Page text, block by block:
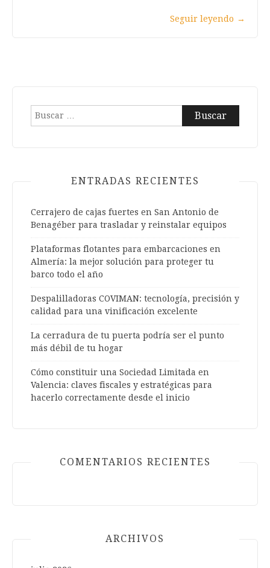
Seguir leyendo →
Buscar:
ENTRADAS RECIENTES
Cerrajero de cajas fuertes en San Antonio de
Benagéber para trasladar y reinstalar equipos
Plataformas flotantes para embarcaciones en
Almería: la mejor solución para proteger tu
barco todo el año
Despalilladoras COVIMAN: tecnología, precisión y
calidad para una vinificación excelente
La cerradura de tu puerta podría ser el punto
más débil de tu hogar
Cómo constituir una Sociedad Limitada en
Valencia: claves fiscales y estratégicas para
hacerlo correctamente desde el inicio
COMENTARIOS RECIENTES
ARCHIVOS